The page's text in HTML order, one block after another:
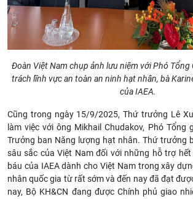
Đoàn Việt Nam chụp ảnh lưu niệm với Phó Tổng
trách lĩnh vực an toàn an ninh hạt nhân, bà
của IAEA.
Cũng trong ngày 15/9/2025, Thứ trưởng Lê
làm việc với ông Mikhail Chudakov, Phó Tổng
Trưởng ban Năng lượng hạt nhân. Thứ trưởng
sâu sắc của Việt Nam đối với những hỗ trợ
báu của IAEA dành cho Việt Nam trong xây
nhân quốc gia từ rất sớm và đến nay đã đạt
nay, Bộ KH&CN đang được Chính phủ giao